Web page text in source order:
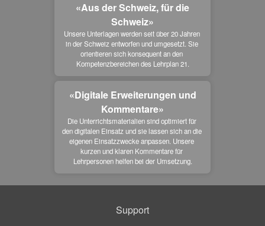
«Aus der Schweiz, für die
Schweiz»
Unsere Unterlagen werden seit über 20 Jahren
in der Schweiz entworfen und umgesetzt. Sie
orientieren sich konsequent an den
Kompetenzbereichen des Lehrplan 21.
«Digitale Erweiterungen und
Kommentare»
Die Unterrichtsmaterialien sind optimiert für
den digitalen Einsatz und sie lassen sich an die
eigenen Einsatzzwecke anpassen. Unsere
kurzen und klaren Kommentare für
Lehrpersonen helfen bei der Umsetzung.
Support